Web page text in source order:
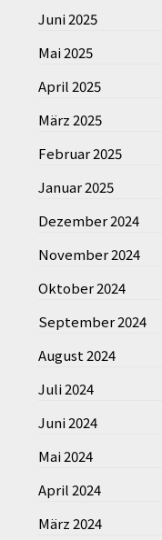
Juni 2025
Mai 2025
April 2025
März 2025
Februar 2025
Januar 2025
Dezember 2024
November 2024
Oktober 2024
September 2024
August 2024
Juli 2024
Juni 2024
Mai 2024
April 2024
März 2024